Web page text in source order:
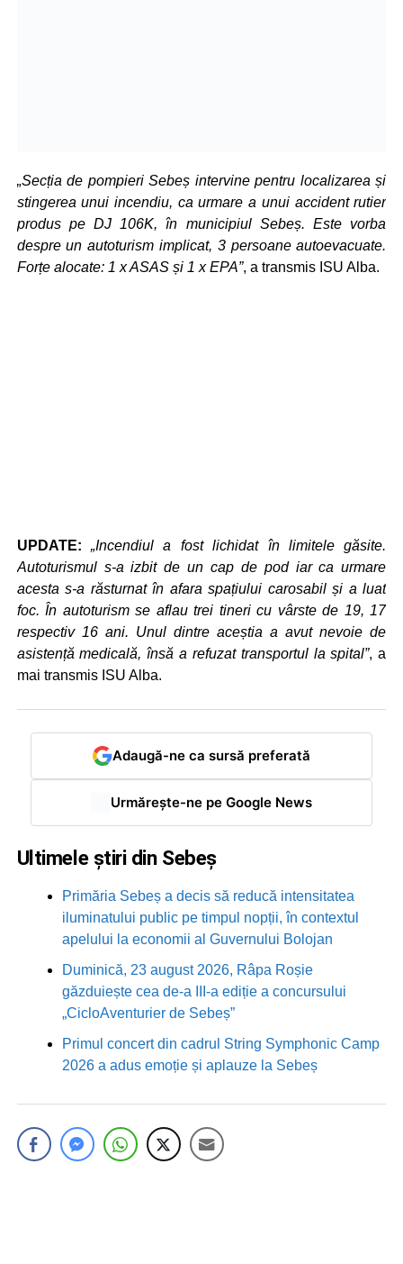
„Secția de pompieri Sebeș intervine pentru localizarea și
stingerea unui incendiu, ca urmare a unui accident rutier
produs pe DJ 106K, în municipiul Sebeș. Este vorba
despre un autoturism implicat, 3 persoane autoevacuate.
Forțe alocate: 1 x ASAS și 1 x EPA”, a transmis ISU Alba.
UPDATE:
„Incendiul a fost lichidat în limitele găsite.
Autoturismul s-a izbit de un cap de pod iar ca urmare
acesta s-a răsturnat în afara spațiului carosabil și a luat
foc. În autoturism se aflau trei tineri cu vârste de 19, 17
respectiv 16 ani. Unul dintre aceștia a avut nevoie de
asistență medicală, însă a refuzat transportul la spital”, a
mai transmis ISU Alba.
Adaugă-ne ca sursă preferată
Urmărește-ne pe Google News
Ultimele știri din Sebeș
Primăria Sebeș a decis să reducă intensitatea
iluminatului public pe timpul nopții, în contextul
apelului la economii al Guvernului Bolojan
Duminică, 23 august 2026, Râpa Roșie
găzduiește cea de-a III-a ediție a concursului
„CicloAventurier de Sebeș”
Primul concert din cadrul String Symphonic Camp
2026 a adus emoție și aplauze la Sebeș